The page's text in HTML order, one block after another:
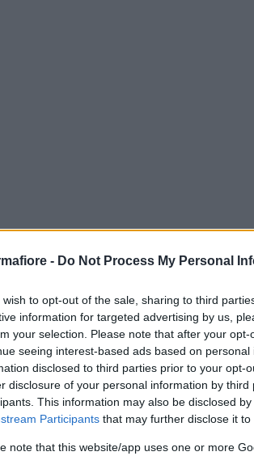
- Do Not Process My Personal
wish to opt-out of the sale, sharing to third
information for targeted advertising by us,
your selection. Please note that after your
seeing interest-based ads based on
disclosed to third parties prior to your opt-
disclosure of your personal information by third
This information may also be disclosed
Participants that may further disclose it to
note that this website/app uses one or more